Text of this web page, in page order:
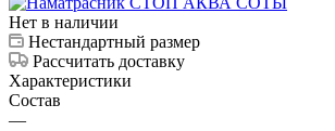
Нет в наличии
Нестандартный размер
Рассчитать доставку
Характеристики
Состав
—